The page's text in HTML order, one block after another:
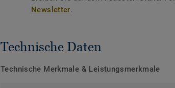
Newsletter.
Technische Daten
Technische Merkmale & Leistungsmerkmale